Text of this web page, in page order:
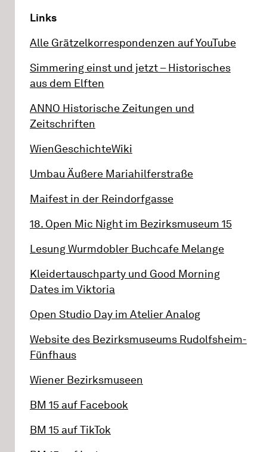
Links
Alle Grätzelkorrespondenzen auf YouTube
Simmering einst und jetzt – Historisches
aus dem Elften
ANNO Historische Zeitungen und
Zeitschriften
WienGeschichteWiki
Umbau Äußere Mariahilferstraße
Maifest in der Reindorfgasse
18. Open Mic Night im Bezirksmuseum 15
Lesung Wurmdobler Buchcafe Melange
Kleidertauschparty und Good Morning
Dates im Viktoria
Open Studio Day im Atelier Analog
Website des Bezirksmuseums Rudolfsheim-
Fünfhaus
Wiener Bezirksmuseen
BM 15 auf Facebook
BM 15 auf TikTok